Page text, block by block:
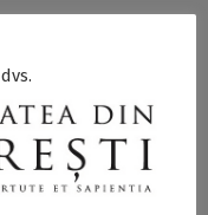
din Apelul
grantul lunar pentru
de studiu
pentru
Italia,
este de 520 de